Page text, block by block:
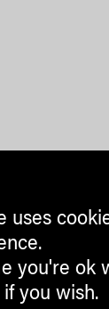
uses
you're ok
you wish.